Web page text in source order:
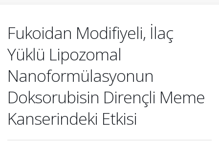
Fukoidan Modifiyeli, İlaç
Yüklü Lipozomal
Nanoformülasyonun
Doksorubisin Dirençli Meme
Kanserindeki Etkisi